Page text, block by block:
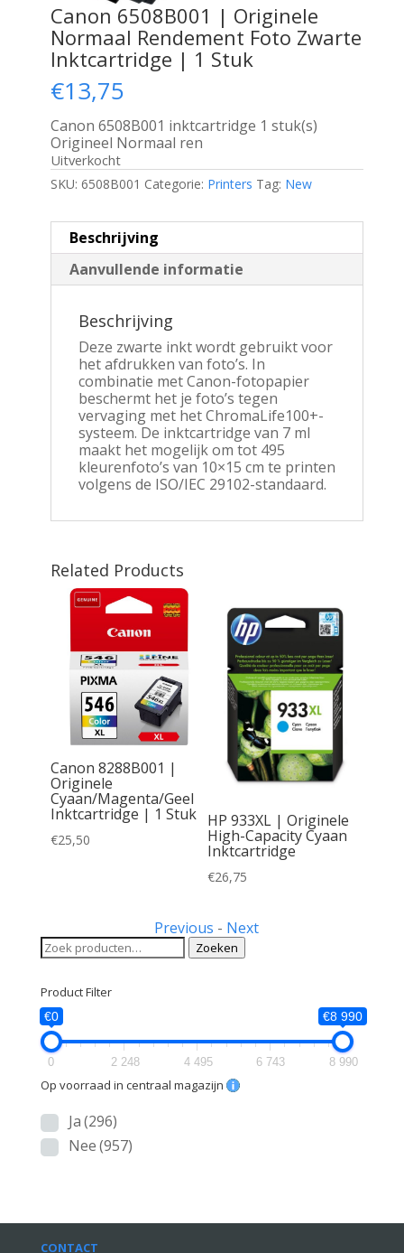
Canon 6508B001 | Originele
Normaal Rendement Foto Zwarte
Inktcartridge | 1 Stuk
€13,75
Canon 6508B001 inktcartridge 1 stuk(s)
Origineel Normaal ren
Uitverkocht
SKU: 6508B001 Categorie: Printers Tag: New
Beschrijving
Aanvullende informatie
Beschrijving
Deze zwarte inkt wordt gebruikt voor
het afdrukken van foto’s. In
combinatie met Canon-fotopapier
beschermt het je foto’s tegen
vervaging met het ChromaLife100+-
systeem. De inktcartridge van 7 ml
maakt het mogelijk om tot 495
kleurenfoto’s van 10×15 cm te printen
volgens de ISO/IEC 29102-standaard.
Related Products
Canon 8288B001 |
Originele
Cyaan/Magenta/Geel
Inktcartridge | 1 Stuk
€25,50
HP 933XL | Originele
High-Capacity Cyaan
Inktcartridge
€26,75
Previous - Next
Zoeken
naar:
Zoeken
Product Filter
€0 €8 990
0 2 248 4 495 6 743 8 990
Op voorraad in centraal magazijn
Ja(296)
Nee(957)
CONTACT